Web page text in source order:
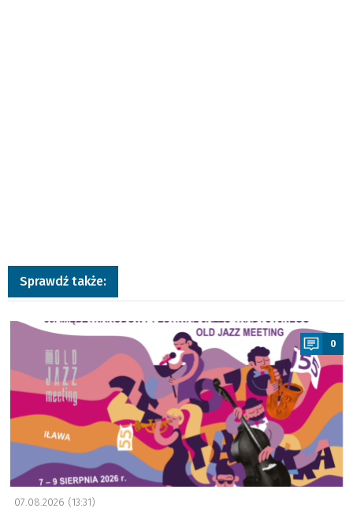
Sprawdź także:
a
0
07.08.2026 (13:31)